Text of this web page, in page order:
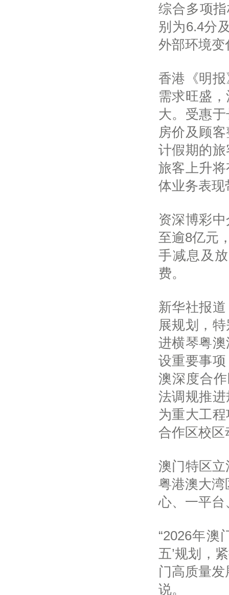
综合多项
别为6.4分
外部环境
香港《明
需求旺盛
大。受惠
房价及顾
计假期的
旅客上升
体业务表
资深博彩
至逾8亿元
手减息及
费。
新华社报
展规划，
进横琴粤
设重要事
澳深度合
法调规推
为重大工
合作区校
澳门特区
粤港澳大湾
心、一平台
“2026年澳
五’规划，
门高质量
说。